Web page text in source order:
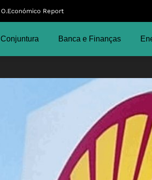
O.Económico Report
Conjuntura Banca e Finanças